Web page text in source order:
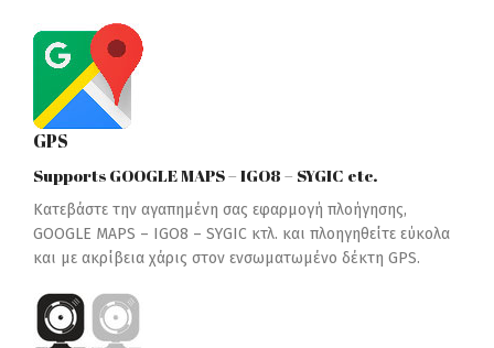
GPS
Supports GOOGLE MAPS – IGO8 – SYGIC etc.
Κατεβάστε την αγαπημένη σας εφαρμογή πλοήγησης,
GOOGLE MAPS – IGO8 – SYGIC κτλ. και πλοηγηθείτε εύκολα
και με ακρίβεια χάρις στον ενσωματωμένο δέκτη GPS.